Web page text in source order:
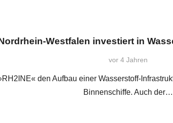
Westfalen investiert in
vor 4 Jahren
den Aufbau einer Wasserstoff-
Binnenschiffe. Auch der…